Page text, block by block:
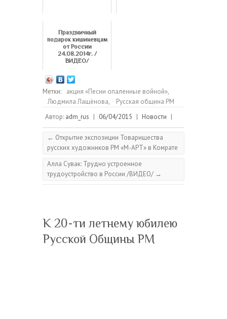
Праздничный
подарок кишиневцам
от России
24.08.2014г. /
ВИДЕО/
Метки: акция «Песни опаленные войной»,
Людмила Лащёнова,
Русская община РМ
Автор: adm_rus | 06/04/2015 | Новости |
← Открытие экспозиции Товарищества
русских художников РМ «М-АРТ» в Комрате
Алла Сувак: Трудно устроенное
трудоустройство в России /ВИДЕО/ →
К 20-ти летнему юбилею
Русской Общины РМ